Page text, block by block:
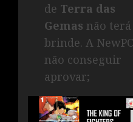
de Terra das
Gemas não terá
brinde. A
não conseguir
aprovar;